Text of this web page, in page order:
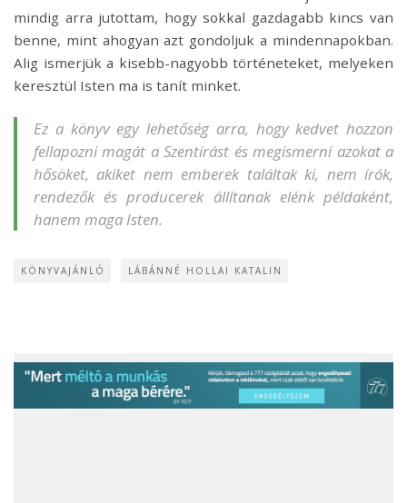
mindig arra jutottam, hogy sokkal gazdagabb kincs van
benne, mint ahogyan azt gondoljuk a mindennapokban.
Alig ismerjük a kisebb-nagyobb történeteket, melyeken
keresztül Isten ma is tanít minket.
Ez a könyv egy lehetőség arra, hogy kedvet hozzon
fellapozni magát a Szentírást és megismerni azokat a
hősöket, akiket nem emberek találtak ki, nem írók,
rendezők és producerek állítanak elénk példaként,
hanem maga Isten.
KÖNYVAJÁNLÓ LÁBÁNNÉ HOLLAI KATALIN